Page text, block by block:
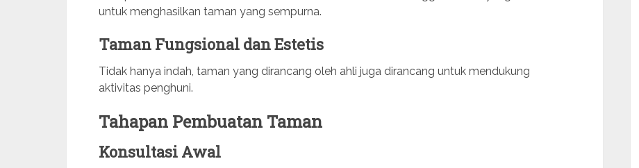
untuk menghasilkan taman yang sempurna.
Taman Fungsional dan Estetis
Tidak hanya indah, taman yang dirancang oleh ahli juga dirancang untuk mendukung
aktivitas penghuni.
Tahapan Pembuatan Taman
Konsultasi Awal